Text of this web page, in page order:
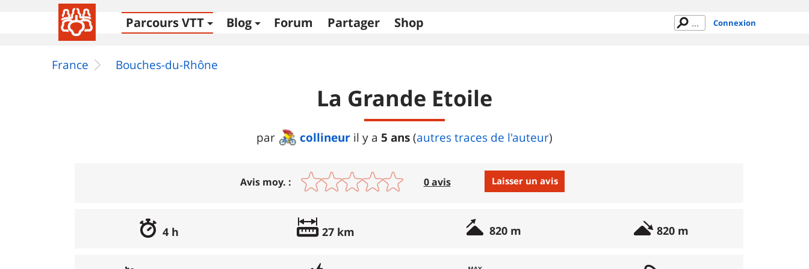
Parcours VTT Blog Forum Partager Shop Connexion
France Bouches-du-Rhône
La Grande Etoile
par collineur il y a 5 ans (autres traces de l'auteur)
Avis moy. : 0 avis Laisser un avis
4 h 27 km 820 m 820 m